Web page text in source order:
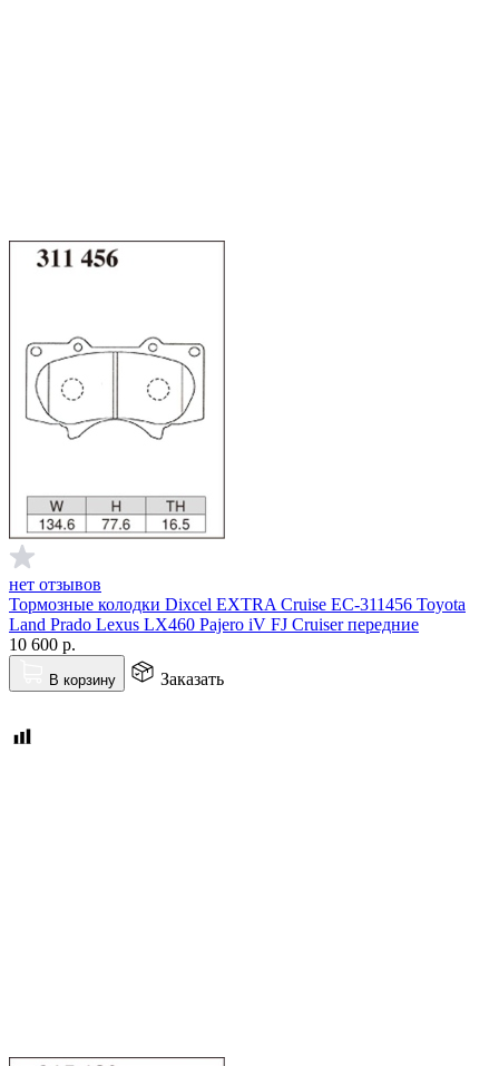
нет отзывов
Тормозные колодки Dixcel EXTRA Cruise EC-311456 Toyota
Land Prado Lexus LX460 Pajero iV FJ Cruiser передние
10 600 р.
В корзину Заказать